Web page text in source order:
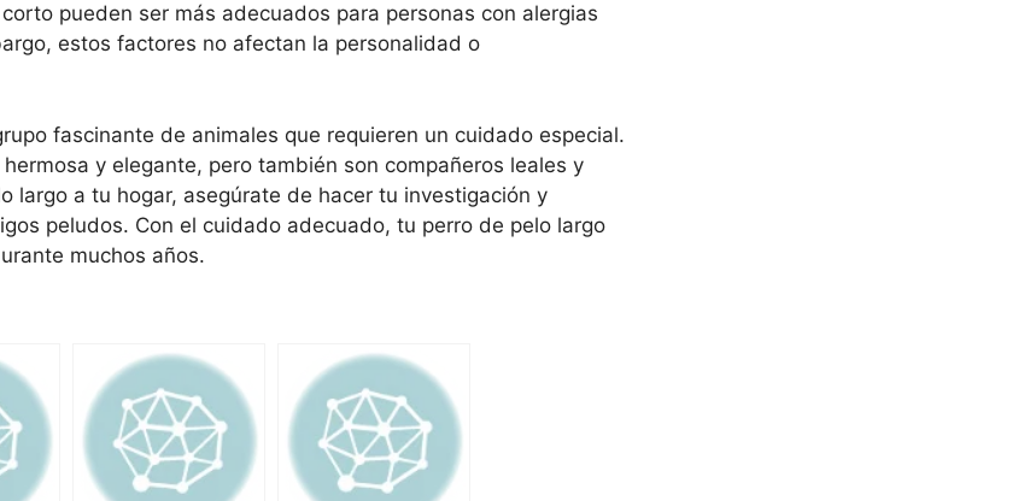
pueden ser más adecuados para personas con alergias
estos factores no afectan la personalidad o
fascinante de animales que requieren un cuidado especial.
y elegante, pero también son compañeros leales y
largo a tu hogar, asegúrate de hacer tu investigación y
peludos. Con el cuidado adecuado, tu perro de pelo largo
muchos años.